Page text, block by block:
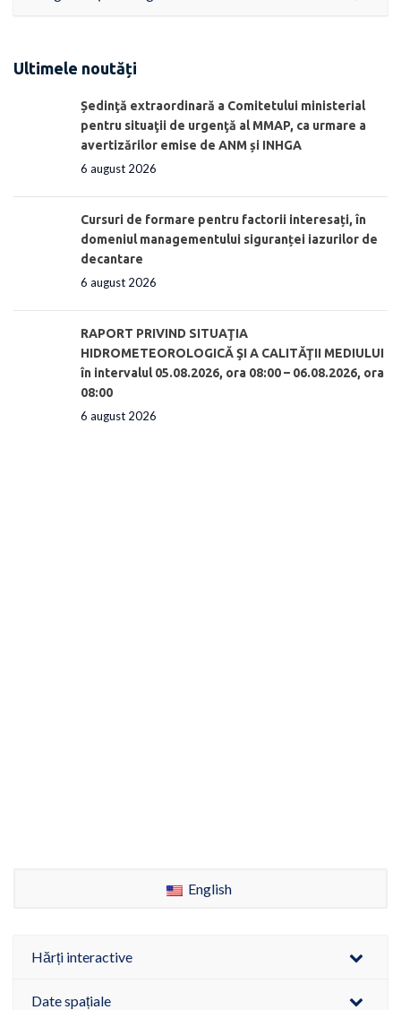
Ultimele noutăți
Ședinţă extraordinară a Comitetului ministerial
pentru situaţii de urgenţă al MMAP, ca urmare a
avertizărilor emise de ANM și INHGA
6 august 2026
Cursuri de formare pentru factorii interesați, în
domeniul managementului siguranței iazurilor de
decantare
6 august 2026
RAPORT PRIVIND SITUAŢIA
HIDROMETEOROLOGICĂ ŞI A CALITĂŢII MEDIULUI
în intervalul 05.08.2026, ora 08:00 – 06.08.2026, ora
08:00
6 august 2026
English
Hărți interactive
Date spațiale